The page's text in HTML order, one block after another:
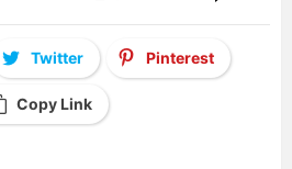
Twitter Pinterest
Copy Link